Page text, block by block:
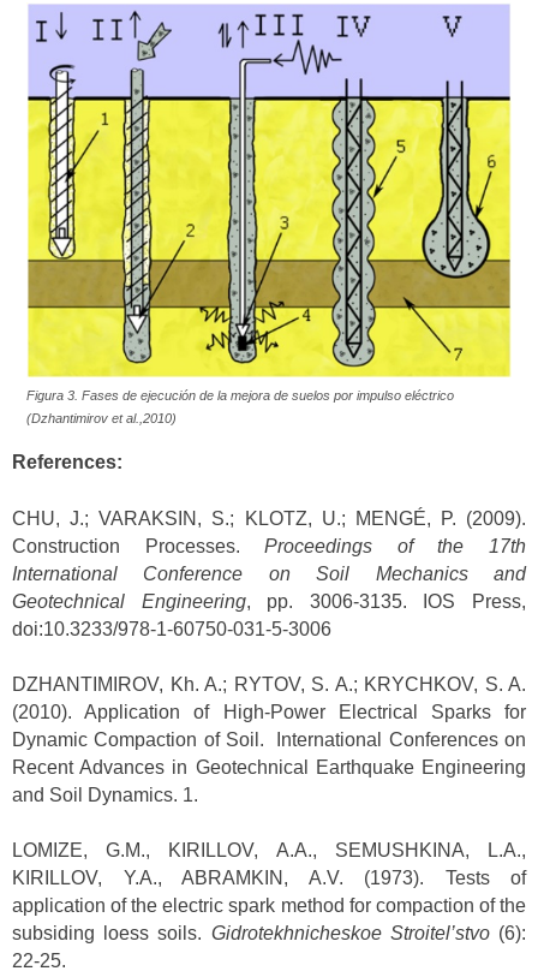
Figura 3. Fases de ejecución de la mejora de suelos por impulso eléctrico
(Dzhantimirov et al.,2010)
References:
CHU, J.; VARAKSIN, S.; KLOTZ, U.; MENGÉ, P. (2009).
Construction Processes.Proceedings of the 17th
International Conference on Soil Mechanics and
Geotechnical Engineering, pp. 3006-3135. IOS Press,
doi:10.3233/978-1-60750-031-5-3006
DZHANTIMIROV, Kh. A.; RYTOV, S. A.; KRYCHKOV, S. A.
(2010). Application of High-Power Electrical Sparks for
Dynamic Compaction of Soil. International Conferences on
Recent Advances in Geotechnical Earthquake Engineering
and Soil Dynamics. 1.
LOMIZE, G.M., KIRILLOV, A.A., SEMUSHKINA, L.A.,
KIRILLOV, Y.A., ABRAMKIN, A.V. (1973). Tests of
application of the electric spark method for compaction of the
subsiding loess soils. Gidrotekhnicheskoe Stroitel’stvo(6):
22-25.